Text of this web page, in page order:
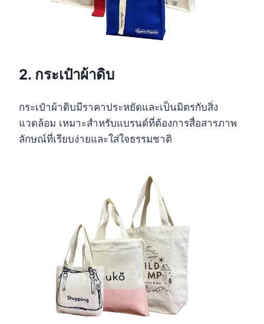
2. กระเป๋าผ้าดิบ
กระเป๋าผ้าดิบมีราคาประหยัดและเป็นมิตรกับสิ่ง
แวดล้อม เหมาะสำหรับแบรนด์ที่ต้องการสื่อสารภาพ
ลักษณ์ที่เรียบง่ายและใส่ใจธรรมชาติ